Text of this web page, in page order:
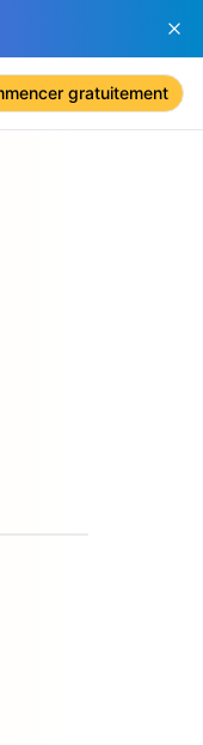
gratuitement